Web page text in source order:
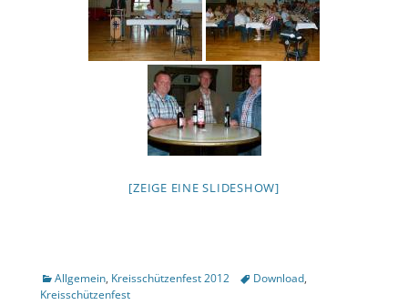
[ZEIGE EINE SLIDESHOW]
Kategorien
Allgemein, Kreisschützenfest 2012 TagsDownload,
Kreisschützenfest